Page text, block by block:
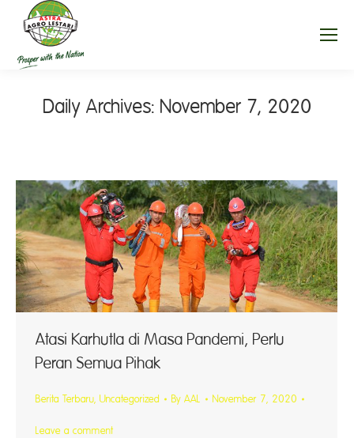
Daily Archives: November 7, 2020
Atasi Karhutla di Masa Pandemi, Perlu
Peran Semua Pihak
Berita Terbaru, Uncategorized By AAL November 7, 2020
Leave a comment